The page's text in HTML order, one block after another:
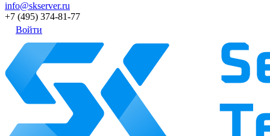
info@skserver.ru
+7 (495) 374-81-77
Войти